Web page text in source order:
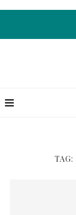
TAG: